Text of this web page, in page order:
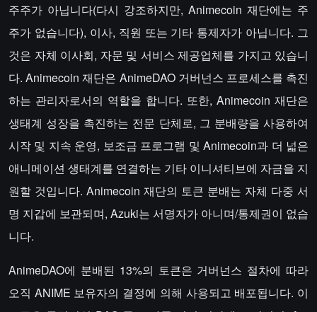
주주가 아닙니다(다시 강조하지만, Animecoin 재단에는 주
주가 없습니다), 이사, 직원 또는 기타 통제자가 아닙니다. 그
것은 자체 이사회, 자문 및 서비스 제공업체를 가지고 있습니
다. Animecoin 재단은 AnimeDAO 거버넌스 프로세스를 촉진
하는 관리자로서의 역할을 합니다. 또한, Animecoin 재단은
생태계 성장을 촉진하는 전문 단체로, 그 분배량을 사용하여
시작 및 지속 운영, 보조금 프로그램 및 Animecoin과 더 넓은
애니메이션 생태계를 연결하는 기타 이니셔티브에 자금을 지
원할 것입니다. Animecoin 재단의 토큰 분배는 자체 다중 서
명 지갑에 보관되며, Azuki는 서명자가 아니며/통제권이 없습
니다.
AnimeDAO에 분배된 13%의 토큰은 거버넌스 절차에 따라
오직 ANIME 보유자의 결정에 의해 사용되고 배포됩니다. 이